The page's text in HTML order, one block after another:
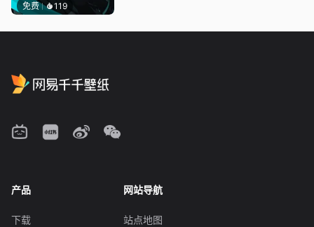
免费 119
产品
下载
网站导航
站点地图